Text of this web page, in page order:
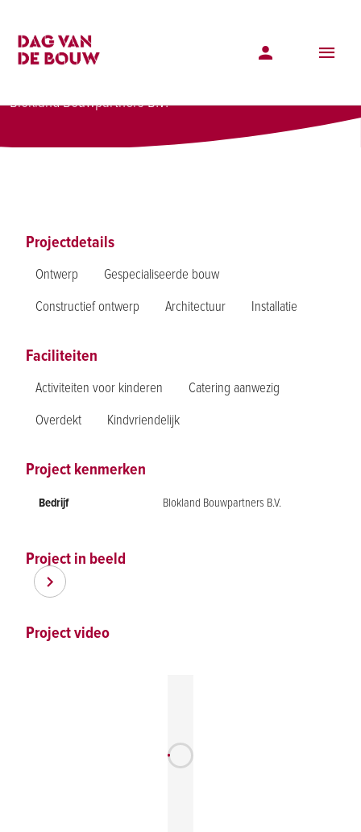
Werkmansbeemd
Blokland Bouwpartners B.V.
Projectdetails
Ontwerp
Gespecialiseerde bouw
Constructief ontwerp
Architectuur Installatie
Faciliteiten
Activiteiten voor kinderen
Catering aanwezig
Overdekt
Kindvriendelijk
Project kenmerken
Bedrijf Blokland Bouwpartners B.V.
Project in beeld
Item
of
1Project video